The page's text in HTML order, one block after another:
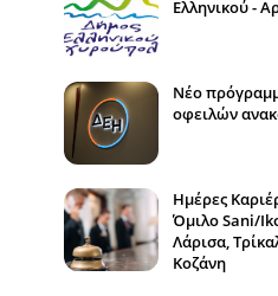
Ελληνικού -
Νέο
οφειλών
Ημέρες
Όμιλο Sani/
Λάρισα,
Κοζάνη